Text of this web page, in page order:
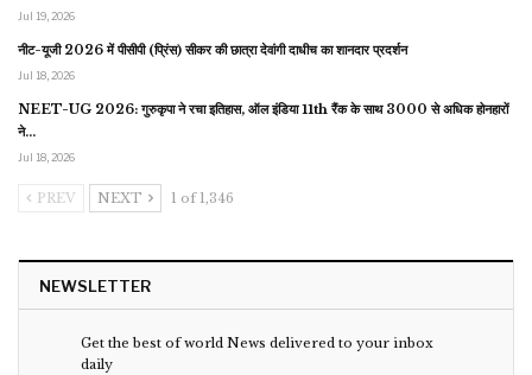
Jul 19, 2026
नीट-यूजी 2026 में पीसीपी (प्रिंस) सीकर की छात्रा देवांगी दाधीच का शानदार प्रदर्शन
Jul 18, 2026
NEET-UG 2026: गुरुकृपा ने रचा इतिहास, ऑल इंडिया 11th रैंक के साथ 3000 से अधिक होनहारों
ने…
Jul 18, 2026
PREV NEXT 1 of 1,346
NEWSLETTER
Get the best of world News delivered to your inbox
daily